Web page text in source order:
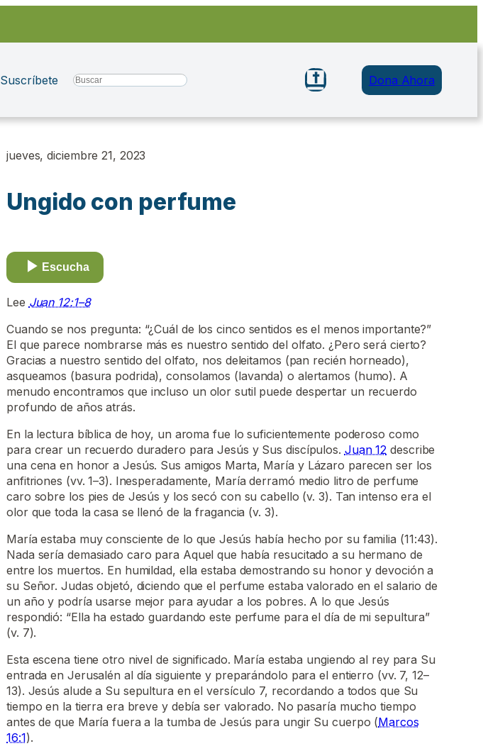
Suscríbete Search Dona Ahora
jueves, diciembre 21, 2023
Ungido con perfume
Escucha
Lee Juan 12:1–8
Cuando se nos pregunta: “¿Cuál de los cinco sentidos es el menos importante?”
El que parece nombrarse más es nuestro sentido del olfato. ¿Pero será cierto?
Gracias a nuestro sentido del olfato, nos deleitamos (pan recién horneado),
asqueamos (basura podrida), consolamos (lavanda) o alertamos (humo). A
menudo encontramos que incluso un olor sutil puede despertar un recuerdo
profundo de años atrás.
En la lectura bíblica de hoy, un aroma fue lo suficientemente poderoso como
para crear un recuerdo duradero para Jesús y Sus discípulos. Juan 12 describe
una cena en honor a Jesús. Sus amigos Marta, María y Lázaro parecen ser los
anfitriones (vv. 1–3). Inesperadamente, María derramó medio litro de perfume
caro sobre los pies de Jesús y los secó con su cabello (v. 3). Tan intenso era el
olor que toda la casa se llenó de la fragancia (v. 3).
María estaba muy consciente de lo que Jesús había hecho por su familia (11:43).
Nada sería demasiado caro para Aquel que había resucitado a su hermano de
entre los muertos. En humildad, ella estaba demostrando su honor y devoción a
su Señor. Judas objetó, diciendo que el perfume estaba valorado en el salario de
un año y podría usarse mejor para ayudar a los pobres. A lo que Jesús
respondió: “Ella ha estado guardando este perfume para el día de mi sepultura”
(v. 7).
Esta escena tiene otro nivel de significado. María estaba ungiendo al rey para Su
entrada en Jerusalén al día siguiente y preparándolo para el entierro (vv. 7, 12–
13). Jesús alude a Su sepultura en el versículo 7, recordando a todos que Su
tiempo en la tierra era breve y debía ser valorado. No pasaría mucho tiempo
antes de que María fuera a la tumba de Jesús para ungir Su cuerpo (Marcos
16:1).